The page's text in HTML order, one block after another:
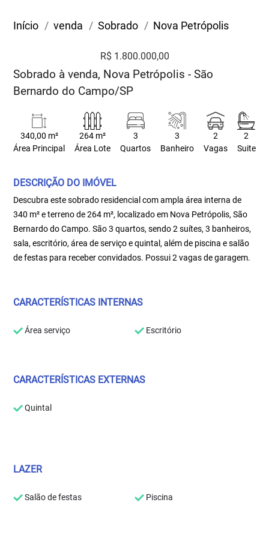
Início venda Sobrado Nova Petrópolis
R$ 1.800.000,00
Sobrado à venda, Nova Petrópolis - São
Bernardo do Campo/SP
340,00 m²
Área Principal
264 m²
Área Lote
3
Quartos
3
Banheiro
2
Vagas
2
Suite
DESCRIÇÃO DO IMÓVEL
Descubra este sobrado residencial com ampla área interna de
340 m² e terreno de 264 m², localizado em Nova Petrópolis, São
Bernardo do Campo. São 3 quartos, sendo 2 suítes, 3 banheiros,
sala, escritório, área de serviço e quintal, além de piscina e salão
de festas para receber convidados. Possui 2 vagas de garagem.
CARACTERÍSTICAS INTERNAS
Área serviço Escritório
CARACTERÍSTICAS EXTERNAS
Quintal
LAZER
Salão de festas Piscina